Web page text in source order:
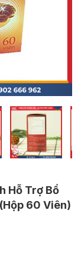
Hỗ Trợ Bổ
60 Viên)